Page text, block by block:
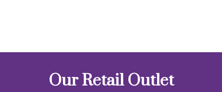
Our Retail Outlet